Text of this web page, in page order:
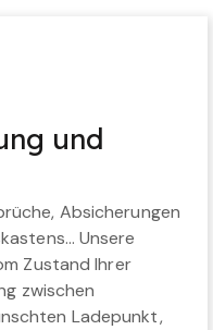
und
Absicherungen
Unsere
Zustand Ihrer
zwischen
Ladepunkt,